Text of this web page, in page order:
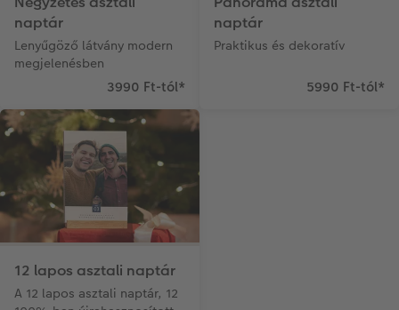
Matrica nyomtatás azonnal
CEWE myPhotos
Kiegészítők
CEWE myPhotos
naptár
Lenyűgöző látvány modern
megjelenésben
3990 Ft-tól*
naptár
Praktikus és dekoratív
5990 Ft-tól*
12 lapos asztali naptár
A 12 lapos asztali naptár, 12